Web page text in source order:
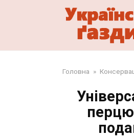
Головна »
перцю